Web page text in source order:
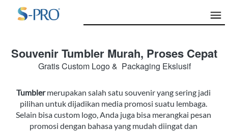
Souvenir Tumbler Murah, Proses Cepat
Gratis Custom Logo &  Packaging Ekslusif
Tumbler merupakan salah satu souvenir yang sering jadi
pilihan untuk dijadikan media promosi suatu lembaga.
Selain bisa custom logo, Anda juga bisa merangkai pesan
promosi dengan bahasa yang mudah diingat dan